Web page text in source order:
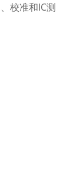
校准和IC测